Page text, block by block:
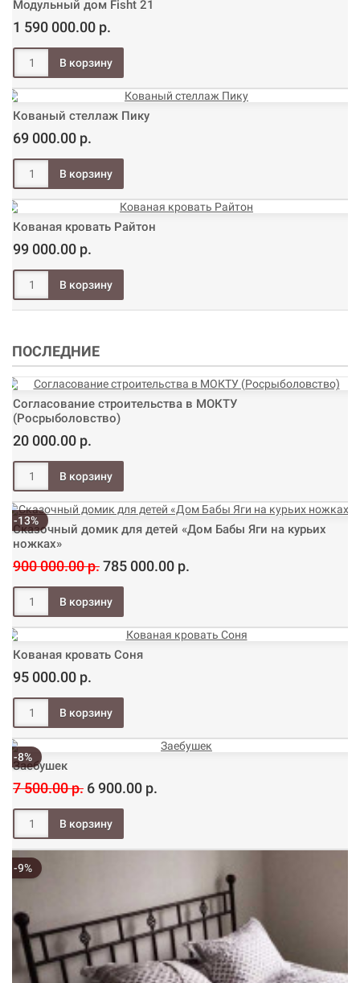
Модульный дом Fisht 21
1 590 000.00 р.
Кованый стеллаж Пику
69 000.00 р.
Кованая кровать Райтон
99 000.00 р.
ПОСЛЕДНИЕ
Согласование строительства в МОКТУ
(Росрыболовство)
20 000.00 р.
-13%
Сказочный домик для детей «Дом Бабы Яги на курьих
ножках»
900 000.00 р.785 000.00 р.
Кованая кровать Соня
95 000.00 р.
-8%
Заебушек
7 500.00 р. 6 900.00 р.
-9%